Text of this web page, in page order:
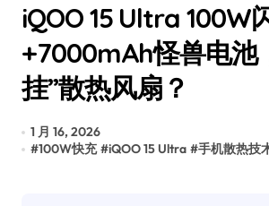
iQOO 15 Ultra 100W
+7000mAh怪兽电池
挂”散热风扇？
1 月 16, 2026
#100W快充 #iQOO 15 Ultra #手机散热技